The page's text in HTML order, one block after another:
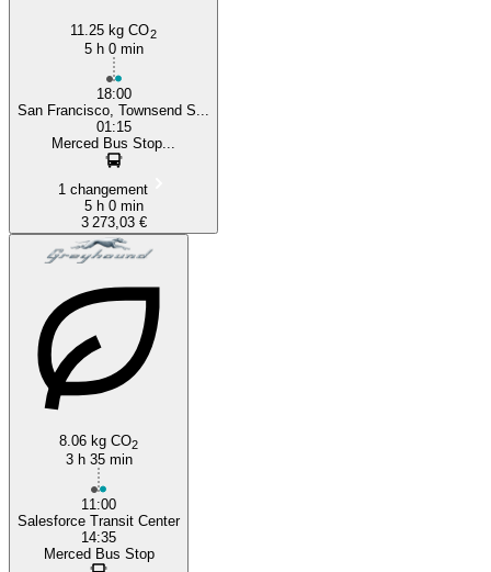
11.25 kg CO2
5 h 0 min
18:00
San Francisco, Townsend S...
01:15
Merced Bus Stop...
1 changement
5 h 0 min
3 273,03 €
8.06 kg CO2
3 h 35 min
11:00
Salesforce Transit Center
14:35
Merced Bus Stop